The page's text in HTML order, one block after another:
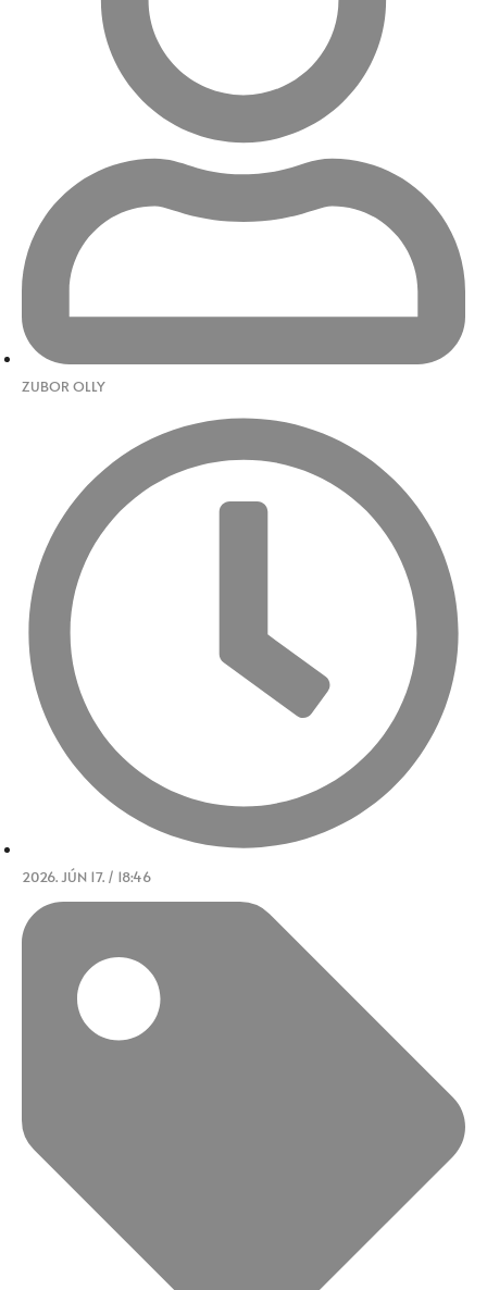
ZUBOR OLLY
2026. JÚN 17. / 18:46